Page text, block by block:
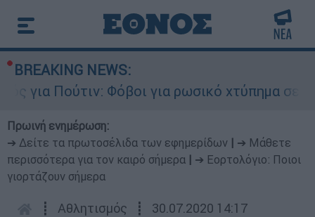
BREAKING NEWS:
για Πούτιν: Φόβοι για ρωσικό χτύπημα σε
Πρωινή ενημέρωση:
➔ Δείτε τα πρωτοσέλιδα των εφημερίδων
➔ Μάθετε
περισσότερα για τον καιρό σήμερα
➔ Εορτολόγιο: Ποιοι
γιορτάζουν σήμερα
┋ Αθλητισμός ┋ 30.07.2020 14:17